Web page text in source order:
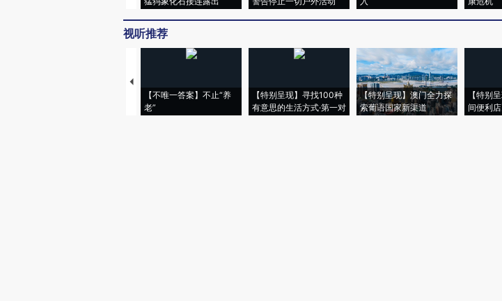
视听推荐
【不唯一答案】不止“养
老”
【特别呈现】寻找100种
有意思的生活方式·第一对
【特别呈现】澳门全力探
索葡语国家新渠道
【特别
间便利